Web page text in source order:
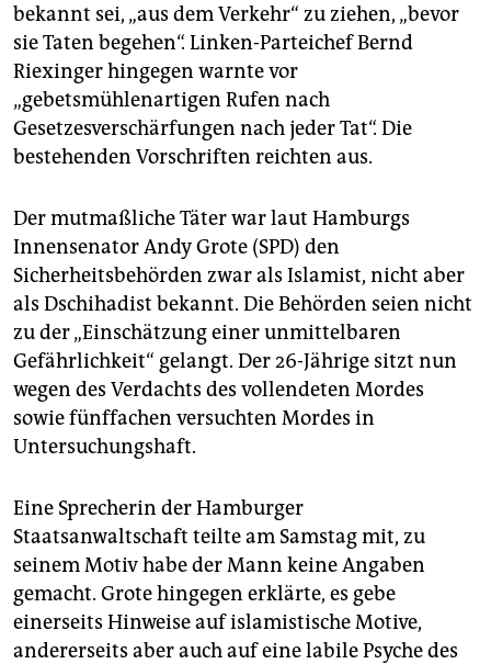
bekannt sei, „aus dem Verkehr“ zu ziehen, „bevor
sie Taten begehen“. Linken-Parteichef Bernd
Riexinger hingegen warnte vor
„gebetsmühlenartigen Rufen nach
Gesetzesverschärfungen nach jeder Tat“. Die
bestehenden Vorschriften reichten aus.
Der mutmaßliche Täter war laut Hamburgs
Innensenator Andy Grote (SPD) den
Sicherheitsbehörden zwar als Islamist, nicht aber
als Dschihadist bekannt. Die Behörden seien nicht
zu der „Einschätzung einer unmittelbaren
Gefährlichkeit“ gelangt. Der 26-Jährige sitzt nun
wegen des Verdachts des vollendeten Mordes
sowie fünffachen versuchten Mordes in
Untersuchungshaft.
Eine Sprecherin der Hamburger
Staatsanwaltschaft teilte am Samstag mit, zu
seinem Motiv habe der Mann keine Angaben
gemacht. Grote hingegen erklärte, es gebe
einerseits Hinweise auf islamistische Motive,
andererseits aber auch auf eine labile Psyche des